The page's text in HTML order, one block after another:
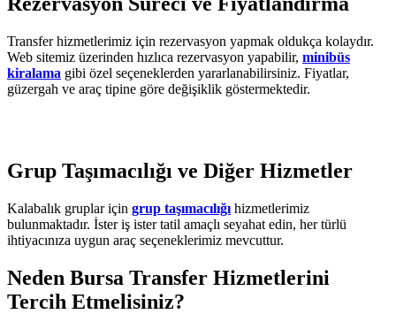
Transfer hizmetlerimiz için rezervasyon yapmak oldukça kolaydır.
Web sitemiz üzerinden hızlıca rezervasyon yapabilir, minibüs
kiralama gibi özel seçeneklerden yararlanabilirsiniz. Fiyatlar,
güzergah ve araç tipine göre değişiklik göstermektedir.
Grup Taşımacılığı ve Diğer Hizmetler
Kalabalık gruplar için grup taşımacılığı hizmetlerimiz
bulunmaktadır. İster iş ister tatil amaçlı seyahat edin, her türlü
ihtiyacınıza uygun araç seçeneklerimiz mevcuttur.
Neden Bursa Transfer Hizmetlerini
Tercih Etmelisiniz?